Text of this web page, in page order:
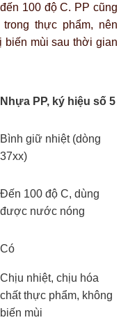
100 độ C. PP cũng
thực phẩm, nên
biến mùi sau thời gian
Nhựa PP, ký hiệu số 5
Bình giữ nhiệt (dòng
37xx)
Đến 100 độ C, dùng
được nước nóng
Có
Chịu nhiệt, chịu hóa
chất thực phẩm, không
biến mùi